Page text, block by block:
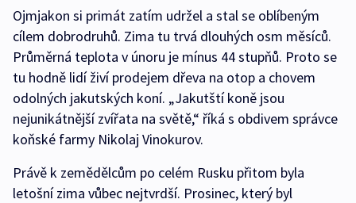
Ojmjakon si primát zatím udržel a stal se oblíbeným
cílem dobrodruhů. Zima tu trvá dlouhých osm měsíců.
Průměrná teplota v únoru je mínus 44 stupňů. Proto se
tu hodně lidí živí prodejem dřeva na otop a chovem
odolných jakutských koní. „Jakutští koně jsou
nejunikátnější zvířata na světě,“ říká s obdivem správce
koňské farmy Nikolaj Vinokurov.
Právě k zemědělcům po celém Rusku přitom byla
letošní zima vůbec nejtvrdší. Prosinec, který byl